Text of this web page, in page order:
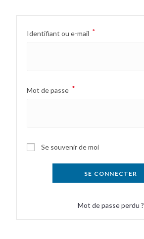
Identifiant ou e-mail *
Mot de passe *
Se souvenir de moi
SE CONNECTER
Mot de passe perdu ?